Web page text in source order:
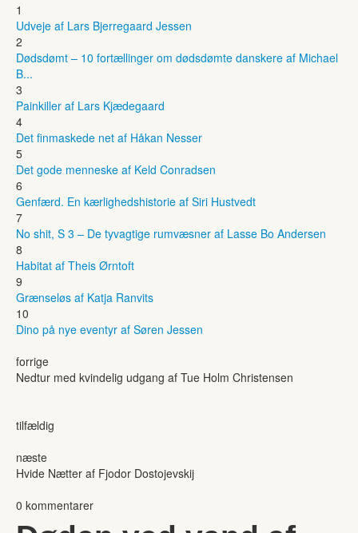
1
Udveje af Lars Bjerregaard Jessen
2
Dødsdømt – 10 fortællinger om dødsdømte danskere af Michael
B...
3
Painkiller af Lars Kjædegaard
4
Det finmaskede net af Håkan Nesser
5
Det gode menneske af Keld Conradsen
6
Genfærd. En kærlighedshistorie af Siri Hustvedt
7
No shit, S 3 – De tyvagtige rumvæsner af Lasse Bo Andersen
8
Habitat af Theis Ørntoft
9
Grænseløs af Katja Ranvits
10
Dino på nye eventyr af Søren Jessen
forrige
Nedtur med kvindelig udgang af Tue Holm Christensen
tilfældig
næste
Hvide Nætter af Fjodor Dostojevskij
0 kommentarer